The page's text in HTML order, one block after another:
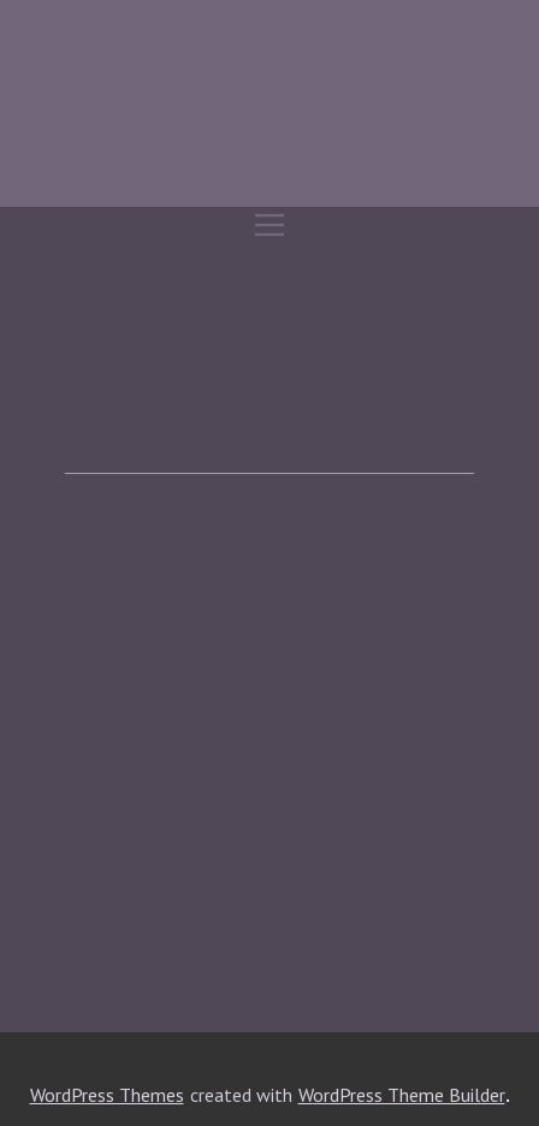
WordPress Themes created with WordPress Theme Builder.